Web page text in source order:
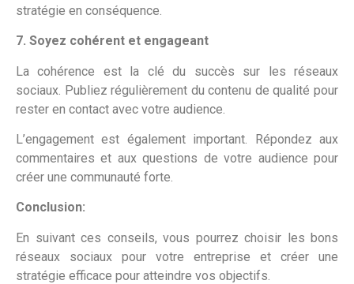
stratégie en conséquence.
7. Soyez cohérent et engageant
La cohérence est la clé du succès sur les réseaux
sociaux. Publiez régulièrement du contenu de qualité pour
rester en contact avec votre audience.
L’engagement est également important. Répondez aux
commentaires et aux questions de votre audience pour
créer une communauté forte.
Conclusion:
En suivant ces conseils, vous pourrez choisir les bons
réseaux sociaux pour votre entreprise et créer une
stratégie efficace pour atteindre vos objectifs.